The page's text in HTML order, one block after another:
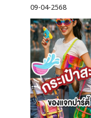
09-04-2568